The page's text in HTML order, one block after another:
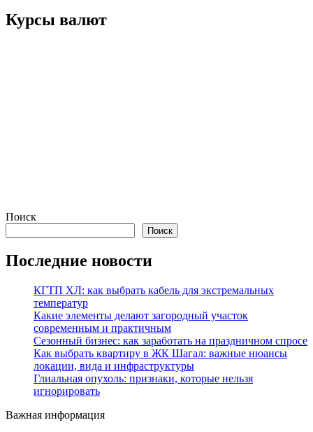
Курсы валют
Поиск
Поиск
Последние новости
КГТП ХЛ: как выбрать кабель для экстремальных
температур
Какие элементы делают загородный участок
современным и практичным
Сезонный бизнес: как заработать на праздничном спросе
Как выбрать квартиру в ЖК Шагал: важные нюансы
локации, вида и инфраструктуры
Глиальная опухоль: признаки, которые нельзя
игнорировать
Важная информация